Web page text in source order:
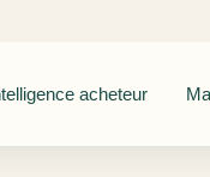
acheteur